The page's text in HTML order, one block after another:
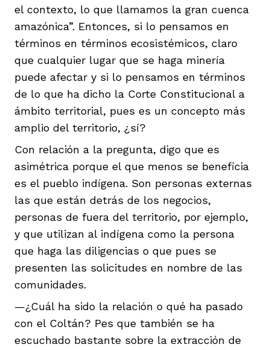
el contexto, lo que llamamos la gran cuenca
amazónica”. Entonces, si lo pensamos en
términos en términos ecosistémicos, claro
que cualquier lugar que se haga minería
puede afectar y si lo pensamos en términos
de lo que ha dicho la Corte Constitucional a
ámbito territorial, pues es un concepto más
amplio del territorio, ¿sí?
Con relación a la pregunta, digo que es
asimétrica porque el que menos se beneficia
es el pueblo indígena. Son personas externas
las que están detrás de los negocios,
personas de fuera del territorio, por ejemplo,
y que utilizan al indígena como la persona
que haga las diligencias o que pues se
presenten las solicitudes en nombre de las
comunidades.
—¿Cuál ha sido la relación o qué ha pasado
con el Coltán? Pes que también se ha
escuchado bastante sobre la extracción de